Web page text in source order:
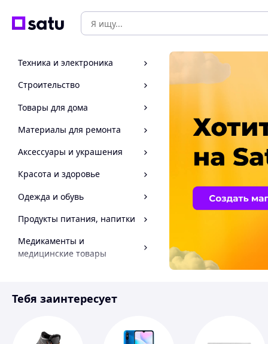
Техника и электроника
Строительство
Товары для дома
Материалы для ремонта
Аксессуары и украшения
Красота и здоровье
Одежда и обувь
Продукты питания, напитки
Медикаменты и
медицинские товары
Инструмент
Тебя заинтересует